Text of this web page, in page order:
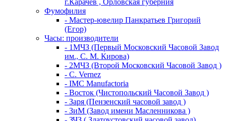
г.Карачев , Орловская губерния
Фумофилия
- Мастер-ювелир Панкратьев Григорий
(Егор)
Часы: производители
- 1МЧЗ (Первый Московский Часовой Завод
им., С. М. Кирова)
- 2МЧЗ (Второй Московский Часовой Завод )
- C. Vernez
- IMC Manufactoria
- Восток (Чистопольский Часовой Завод )
- Заря (Пензенский часовой завод )
- ЗиМ (Завод имени Масленникова )